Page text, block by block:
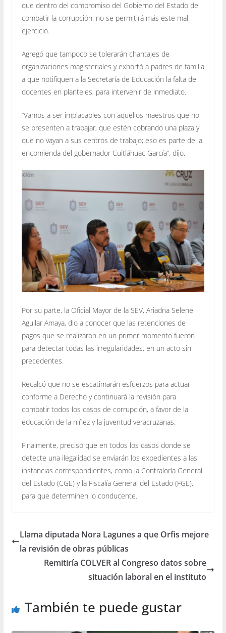
que dentro del compromiso del Gobierno del Estado de
combatir la corrupción, no se permitirá más este mal
ejercicio.
Agregó que tampoco se tolerarán chantajes de
organizaciones magisteriales y exhortó a padres de familia
a que notifiquen a la Secretaría de Educación la falta de
docentes en planteles, para intervenir de inmediato.
“Vamos a ser implacables con aquellos maestros que no
se presenten a trabajar, que estén cobrando una plaza y
que no vayan a sus centros de trabajo; eso es parte de la
encomienda del gobernador Cuitláhuac García”, dijo.
Por su parte, la Oficial Mayor de la SEV, Ariadna Selene
Aguilar Amaya, dio a conocer que las retenciones de
pagos que se realizaron en un primer momento fueron
para detectar todas las irregularidades, en un acto sin
precedentes.
Recalcó que no se escatimarán esfuerzos para actuar
conforme a Derecho y continuará la revisión para
combatir todos los casos de corrupción, a favor de la
educación de la niñez y la juventud veracruzanas.
Finalmente, precisó que en todos los casos donde se
detecte una ilegalidad se enviarán los expedientes a las
instancias correspondientes, como la Contraloría General
del Estado (CGE) y la Fiscalía General del Estado (FGE),
para que determinen lo conducente.
Llama diputada Nora Lagunes a que Orfis mejore
la revisión de obras públicas
Remitiría COLVER al Congreso datos sobre
situación laboral en el instituto
También te puede gustar